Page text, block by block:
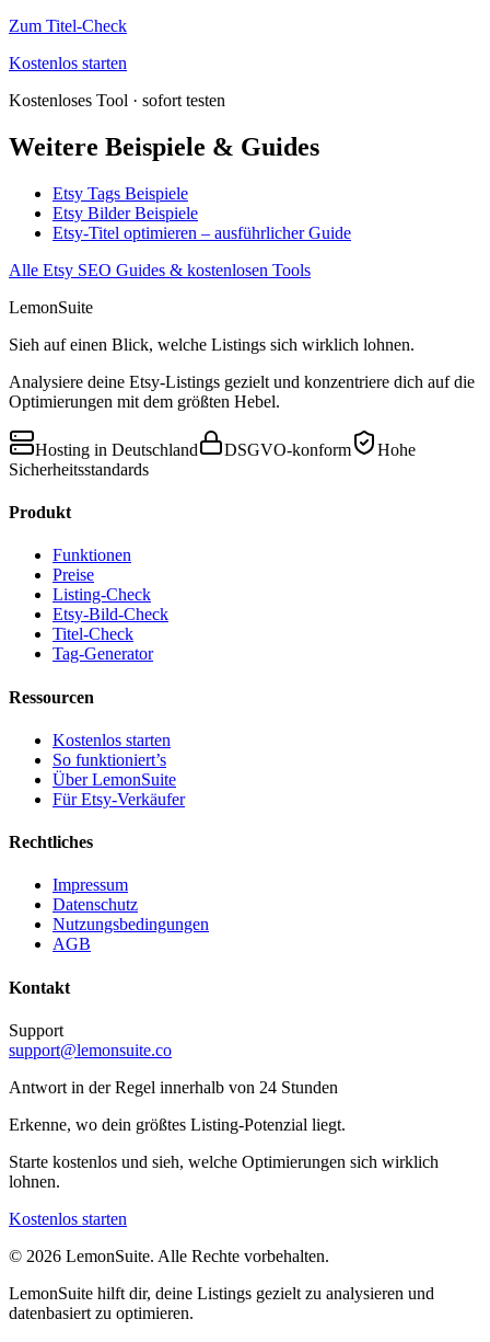
Zum Titel-Check
Kostenlos starten
Kostenloses Tool · sofort testen
Weitere Beispiele & Guides
Etsy Tags Beispiele
Etsy Bilder Beispiele
Etsy-Titel optimieren – ausführlicher Guide
Alle Etsy SEO Guides & kostenlosen Tools
LemonSuite
Sieh auf einen Blick, welche Listings sich wirklich lohnen.
Analysiere deine Etsy-Listings gezielt und konzentriere dich auf die
Optimierungen mit dem größten Hebel.
Hosting in Deutschland DSGVO-konform
Hohe
Sicherheitsstandards
Produkt
Funktionen
Preise
Listing-Check
Etsy-Bild-Check
Titel-Check
Tag-Generator
Ressourcen
Kostenlos starten
So funktioniert’s
Über LemonSuite
Für Etsy-Verkäufer
Rechtliches
Impressum
Datenschutz
Nutzungsbedingungen
AGB
Kontakt
Support
support@lemonsuite.co
Antwort in der Regel innerhalb von 24 Stunden
Erkenne, wo dein größtes Listing-Potenzial liegt.
Starte kostenlos und sieh, welche Optimierungen sich wirklich
lohnen.
Kostenlos starten
© 2026 LemonSuite. Alle Rechte vorbehalten.
LemonSuite hilft dir, deine Listings gezielt zu analysieren und
datenbasiert zu optimieren.